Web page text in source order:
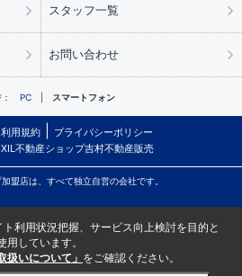
スタッフ一覧
お問い合わせ
PC スマートフォン
利用規約
プライバシーポリシー
不動産ショップ吉村不動産販売
盟店は、すべて独立自営の会社です。
利用状況把握、サービス向上検討を目的と
しています。
扱いについて」 をご確認ください。